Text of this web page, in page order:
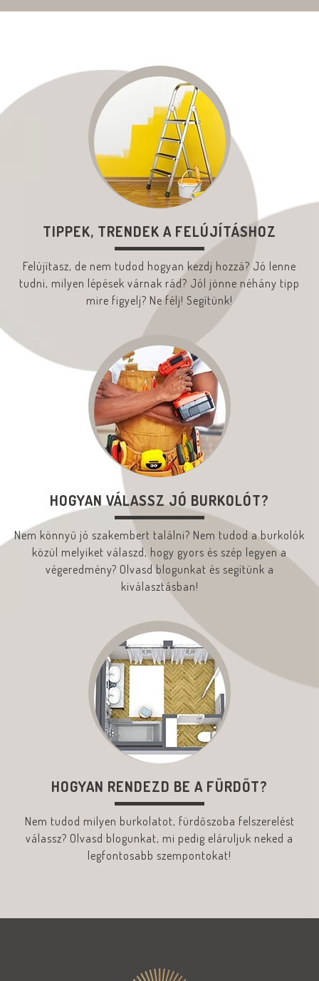
TIPPEK, TRENDEK A FELÚJÍTÁSHOZ
Felújítasz, de nem tudod hogyan kezdj hozzá? Jó lenne
tudni, milyen lépések várnak rád? Jól jönne néhány tipp
mire figyelj? Ne félj! Segítünk!
HOGYAN VÁLASSZ JÓ BURKOLÓT?
Nem könnyű jó szakembert találni? Nem tudod a burkolók
közül melyiket válaszd, hogy gyors és szép legyen a
végeredmény? Olvasd blogunkat és segítünk a
kiválasztásban!
HOGYAN RENDEZD BE A FÜRDŐT?
Nem tudod milyen burkolatot, fürdőszoba felszerelést
válassz? Olvasd blogunkat, mi pedig eláruljuk neked a
legfontosabb szempontokat!